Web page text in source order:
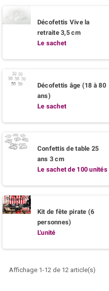
Décofettis Vive la
retraite 3,5 cm
Le sachet
Décofettis âge (18 à 80
ans)
Le sachet
Confettis de table 25
ans 3 cm
Le sachet de 100 unités
Kit de fête pirate (6
personnes)
L'unité
Affichage 1-12 de 12 article(s)